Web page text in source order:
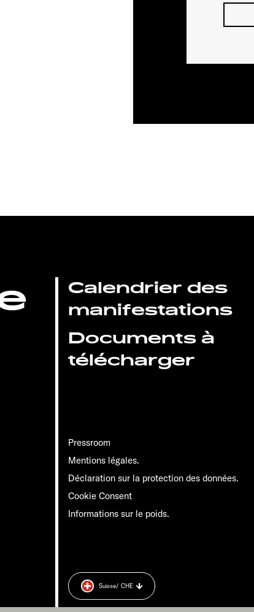
Calendrier des
manifestations
Documents à
télécharger
Pressroom
Mentions légales.
Déclaration sur la protection des données.
Cookie Consent
Informations sur le poids.
Suisse/ CHE